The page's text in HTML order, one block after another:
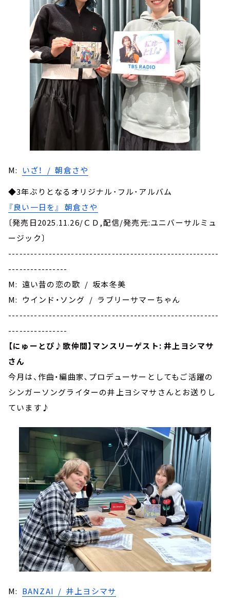
M:
いざ！ / 朝倉さや
◆3年ぶりとなるオリジナル･フル･アルバム
『良い一日を』 朝倉さや
〔発売日2025.11.26/ＣＤ,配信/発売元:ユニバーサルミュ
ージック〕
---------------------------------------------------------
----------------
M: 遠い昔の恋の歌 / 坂本冬美
M: ウインド・ソング / ラブリーサマーちゃん
---------------------------------------------------------
----------------
【にゅーとぴ♪歌仲間】マンスリーゲスト: 井上ヨシマサ
さん
今月は、作曲・編曲家､プロデューサーとしてもご活躍の
シンガーソングライターの井上ヨシマサさんとお送りし
ています♪
M: BANZAI / 井上ヨシマサ